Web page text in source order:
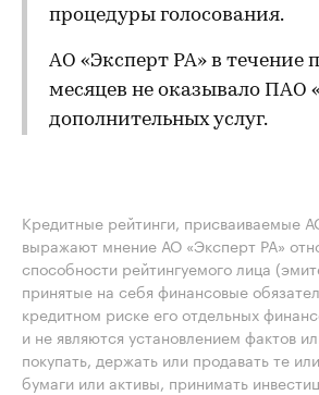
процедуры голосования.
АО «Эксперт РА» в течение
месяцев не оказывало ПАО
дополнительных услуг.
Кредитные рейтинги, присваиваемые
выражают мнение АО «Эксперт РА»
способности рейтингуемого лица
принятые на себя финансовые
кредитном риске его отдельных
и не являются установлением фактов
покупать, держать или продавать те
бумаги или активы, принимать